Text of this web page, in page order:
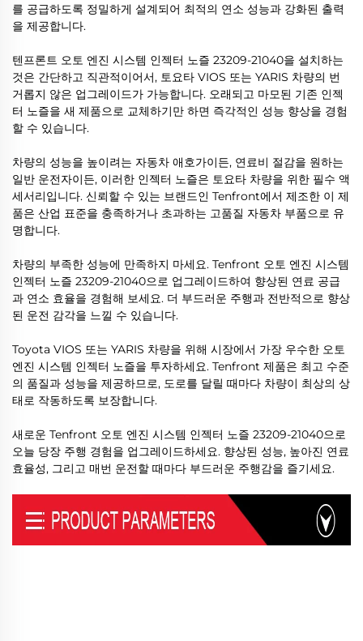
를 공급하도록 정밀하게 설계되어 최적의 연소 성능과 강화된 출력
을 제공합니다.
텐프론트 오토 엔진 시스템 인젝터 노즐 23209-21040을 설치하는
것은 간단하고 직관적이어서, 토요타 VIOS 또는 YARIS 차량의 번
거롭지 않은 업그레이드가 가능합니다. 오래되고 마모된 기존 인젝
터 노즐을 새 제품으로 교체하기만 하면 즉각적인 성능 향상을 경험
할 수 있습니다.
차량의 성능을 높이려는 자동차 애호가이든, 연료비 절감을 원하는
일반 운전자이든, 이러한 인젝터 노즐은 토요타 차량을 위한 필수 액
세서리입니다. 신뢰할 수 있는 브랜드인 Tenfront에서 제조한 이 제
품은 산업 표준을 충족하거나 초과하는 고품질 자동차 부품으로 유
명합니다.
차량의 부족한 성능에 만족하지 마세요. Tenfront 오토 엔진 시스템
인젝터 노즐 23209-21040으로 업그레이드하여 향상된 연료 공급
과 연소 효율을 경험해 보세요. 더 부드러운 주행과 전반적으로 향상
된 운전 감각을 느낄 수 있습니다.
Toyota VIOS 또는 YARIS 차량을 위해 시장에서 가장 우수한 오토
엔진 시스템 인젝터 노즐을 투자하세요. Tenfront 제품은 최고 수준
의 품질과 성능을 제공하므로, 도로를 달릴 때마다 차량이 최상의 상
태로 작동하도록 보장합니다.
새로운 Tenfront 오토 엔진 시스템 인젝터 노즐 23209-21040으로
오늘 당장 주행 경험을 업그레이드하세요. 향상된 성능, 높아진 연료
효율성, 그리고 매번 운전할 때마다 부드러운 주행감을 즐기세요.